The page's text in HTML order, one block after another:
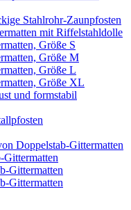
Stahlrohr-Zaunpfosten
mit Riffelstahldolle
Größe S
Größe M
Größe L
Größe XL
und formstabil
Doppelstab-Gittermatten
Gittermatten
Gittermatten
Gittermatten